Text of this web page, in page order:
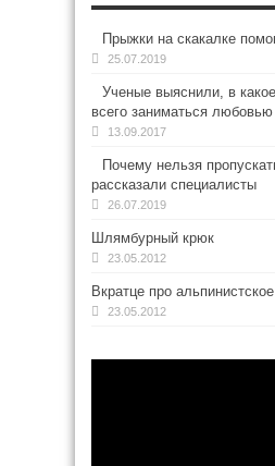
Прыжки на скакалке
25.07.2019
Ученые выяснили, в
всего заниматься любовью
13.09.2017
Почему нельзя
рассказали специалисты
26.07.2019
Шлямбурный крюк
23.05.2012
Вкратце про
23.05.2012